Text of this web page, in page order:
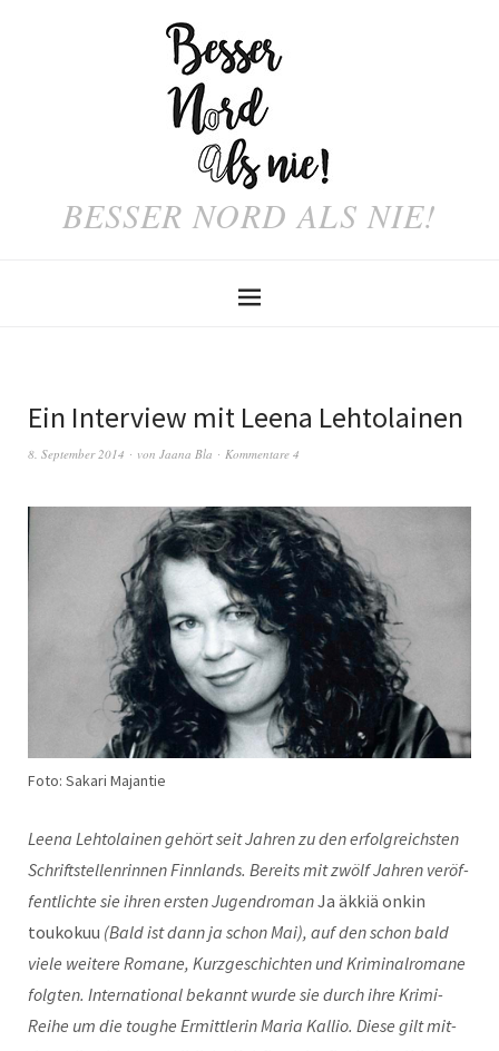
BESSER NORD ALS NIE!
Ein Interview mit Leena Lehtolainen
8. September 2014 von Jaana Bla Kommentare 4
Foto: Sakari Majantie
Leena Lehto­lainen gehört seit Jahren zu den erfol­gre­ich­sten
Schrift­stel­len­rin­nen Finn­lands. Bere­its mit zwölf Jahren veröf­
fentlichte sie ihren ersten Jugen­dro­manJa äkkiä onkin
toukokuu (Bald ist dann ja schon Mai), auf den schon bald
viele weit­ere Romane, Kurzgeschicht­en und Krim­i­nal­ro­mane
fol­gten. Inter­na­tion­al bekan­nt wurde sie durch ihre Kri­mi-
Rei­he um die toughe Ermit­t­lerin Maria Kallio. Diese gilt mit­